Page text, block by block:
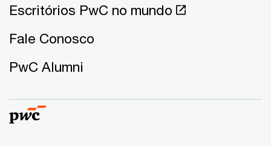
Escritórios PwC no mundo
Fale Conosco
PwC Alumni